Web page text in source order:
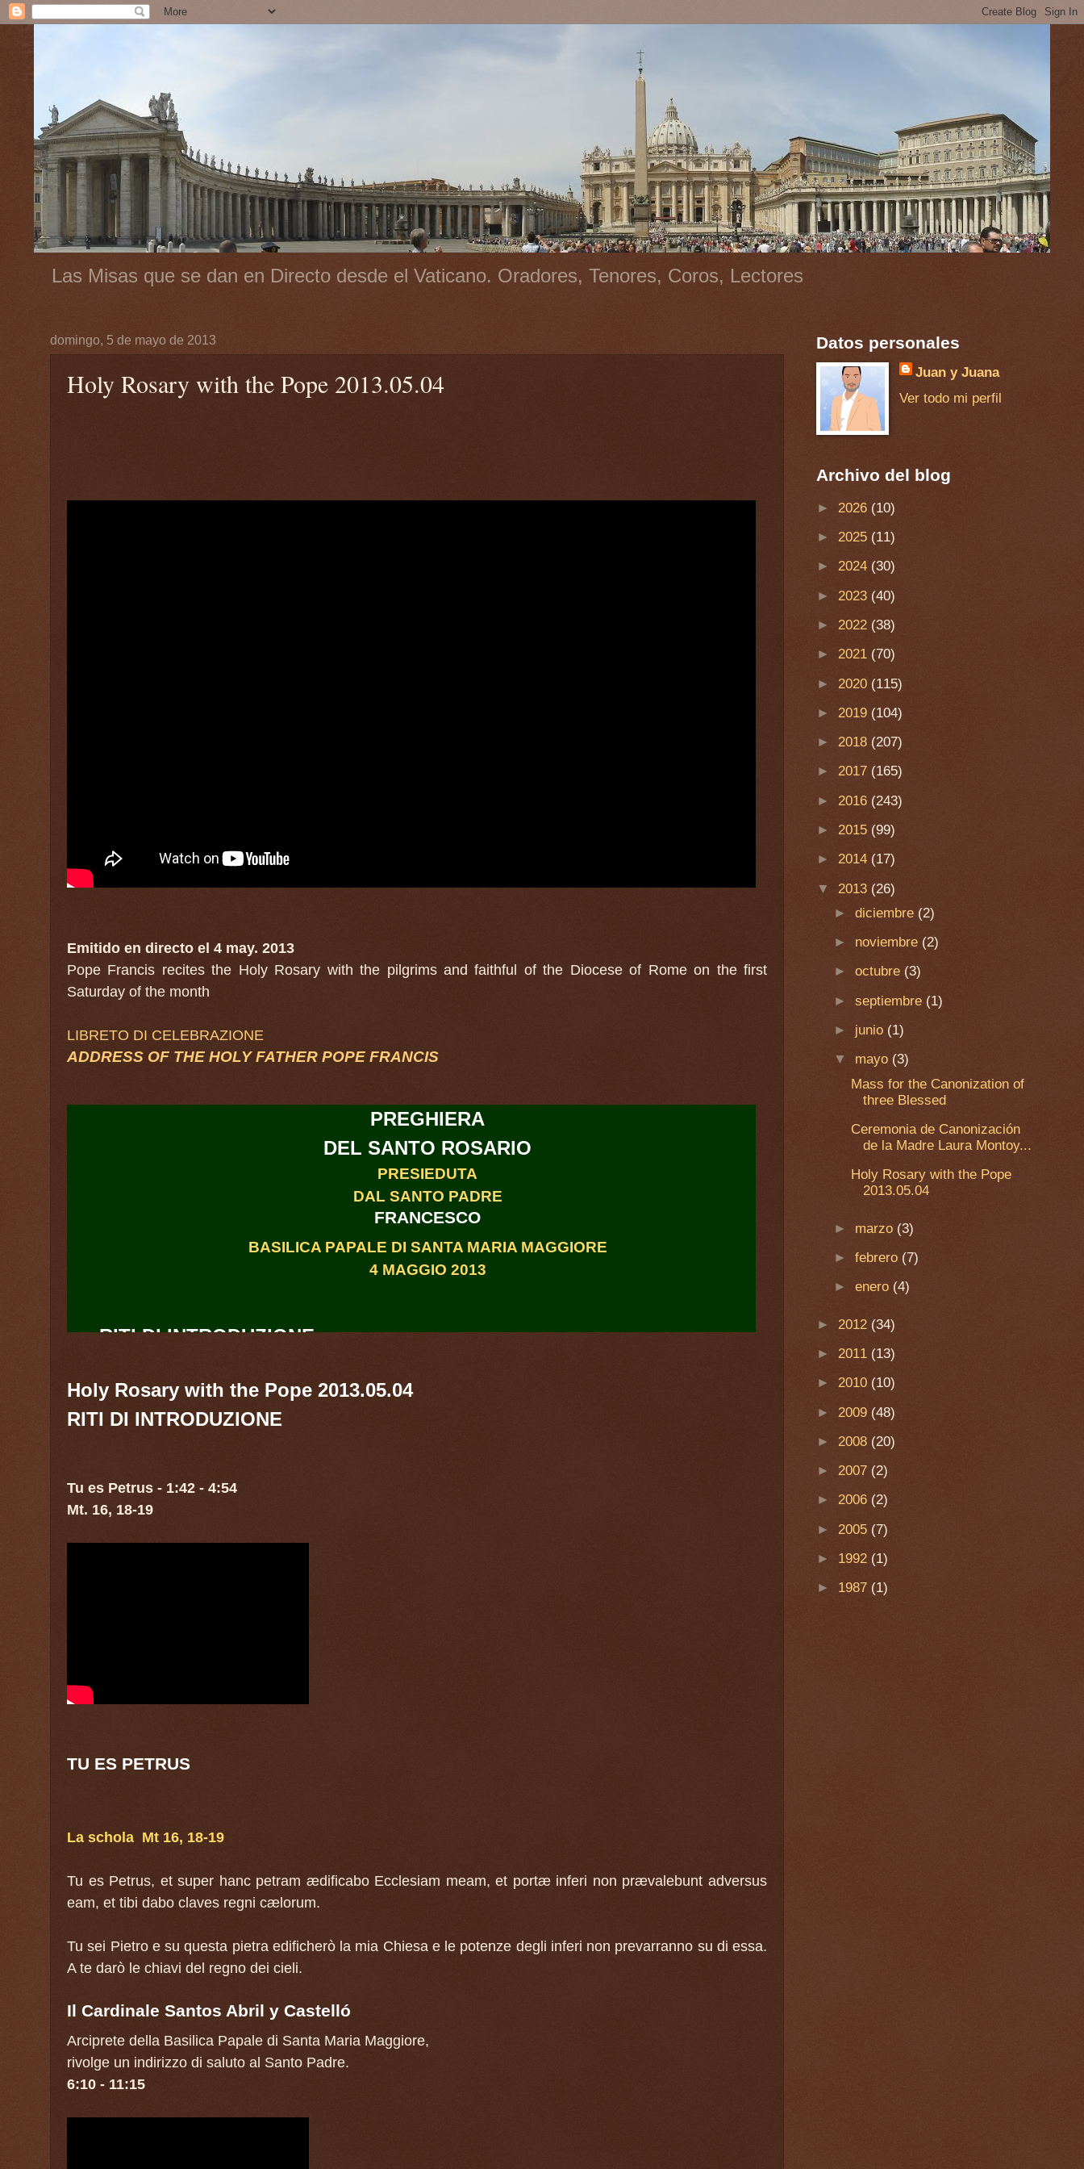
Las Misas que se dan en Directo desde el Vaticano. Oradores, Tenores, Coros, Lectores
domingo, 5 de mayo de 2013
Holy Rosary with the Pope 2013.05.04
Emitido en directo el 4 may. 2013
Pope Francis recites the Holy Rosary with the pilgrims and faithful of the Diocese of Rome on the first
Saturday of the month
LIBRETO DI CELEBRAZIONE
ADDRESS OF THE HOLY FATHER POPE FRANCIS
PREGHIERA
DEL SANTO ROSARIO
PRESIEDUTA
DAL SANTO PADRE
FRANCESCO
BASILICA PAPALE DI SANTA MARIA MAGGIORE
4 MAGGIO 2013
RITI DI INTRODUZIONE
TU ES PETRUS
Mt. 16, 18-19
Primo mistero
Quarto mistero
Il ritrovamento di Gesù nel tempio
SALVE, REGINA
Litanie lauretane
RITI DI CONCLUSIONE
Antifona
REGINA CÆLI
Holy Rosary with the Pope 2013.05.04
RITI DI INTRODUZIONE
Tu es Petrus - 1:42 - 4:54
Mt. 16, 18-19
TU ES PETRUS
La schola Mt 16, 18-19
Tu es Petrus, et super hanc petram ædificabo Ecclesiam meam, et portæ inferi non prævalebunt adversus
eam, et tibi dabo claves regni cælorum.
Tu sei Pietro e su questa pietra edificherò la mia Chiesa e le potenze degli inferi non prevarranno su di essa.
A te darò le chiavi del regno dei cieli.
Il Cardinale Santos Abril y Castelló
Arciprete della Basilica Papale di Santa Maria Maggiore,
rivolge un indirizzo di saluto al Santo Padre.
6:10 - 11:15
Datos personales
Juan y Juana
Ver todo mi perfil
Archivo del blog
► 2026 (10)
► 2025 (11)
► 2024 (30)
► 2023 (40)
► 2022 (38)
► 2021 (70)
► 2020 (115)
► 2019 (104)
► 2018 (207)
► 2017 (165)
► 2016 (243)
► 2015 (99)
► 2014 (17)
▼ 2013 (26)
► diciembre (2)
► noviembre (2)
► octubre (3)
► septiembre (1)
► junio (1)
▼ mayo (3)
Mass for the Canonization of
three Blessed
Ceremonia de Canonización
de la Madre Laura Montoy...
Holy Rosary with the Pope
2013.05.04
► marzo (3)
► febrero (7)
► enero (4)
► 2012 (34)
► 2011 (13)
► 2010 (10)
► 2009 (48)
► 2008 (20)
► 2007 (2)
► 2006 (2)
► 2005 (7)
► 1992 (1)
► 1987 (1)